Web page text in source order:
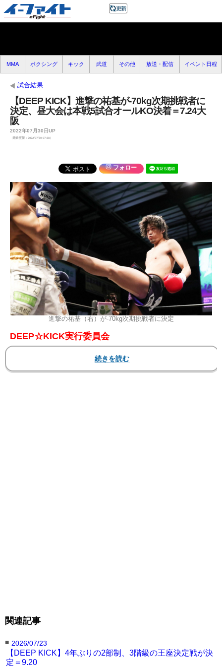
MMA ボクシング キック 武道 その他 放送・配信 イベント日程
試合結果
【DEEP KICK】進撃の祐基が-70kg次期挑戦者に
決定、昼大会は本戦5試合オールKO決着＝7.24大
阪
2022年07月30日UP
（最終更新：2022/07/30 07:38）
フォロー
進撃の祐基（右）が-70kg次期挑戦者に決定
DEEP☆KICK実行委員会
2022年7月24日（日）大阪・176BOX
関連記事
■ 2026/07/23
【DEEP KICK】4年ぶりの2部制、3階級の王座決定戦が決
定＝9.20